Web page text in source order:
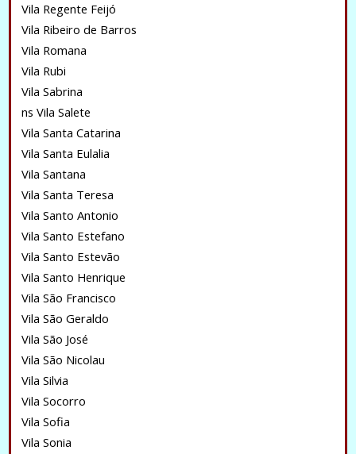
Vila Regente Feijó
Vila Ribeiro de Barros
Vila Romana
Vila Rubi
Vila Sabrina
ns Vila Salete
Vila Santa Catarina
Vila Santa Eulalia
Vila Santana
Vila Santa Teresa
Vila Santo Antonio
Vila Santo Estefano
Vila Santo Estevão
Vila Santo Henrique
Vila São Francisco
Vila São Geraldo
Vila São José
Vila São Nicolau
Vila Silvia
Vila Socorro
Vila Sofia
Vila Sonia